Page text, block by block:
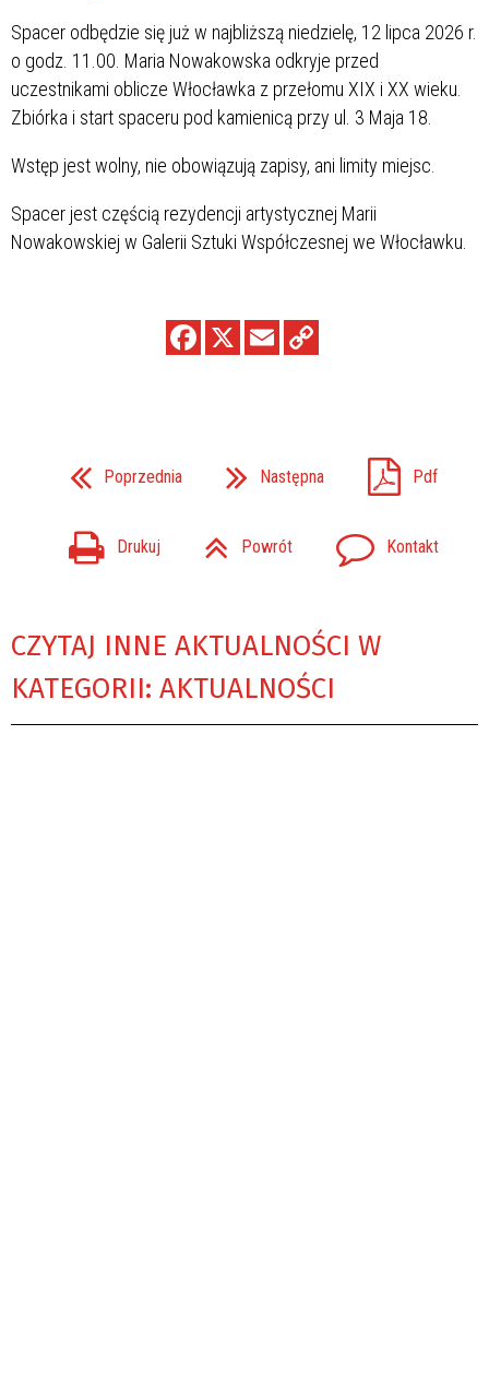
Spacer odbędzie się już w najbliższą niedzielę, 12 lipca 2026 r.
o godz. 11.00. Maria Nowakowska odkryje przed
uczestnikami oblicze Włocławka z przełomu XIX i XX wieku.
Zbiórka i start spaceru pod kamienicą przy ul. 3 Maja 18.
Wstęp jest wolny, nie obowiązują zapisy, ani limity miejsc.
Spacer jest częścią rezydencji artystycznej Marii
Nowakowskiej w Galerii Sztuki Współczesnej we Włocławku.
Poprzednia Następna Pdf
Drukuj Powrót Kontakt
CZYTAJ INNE AKTUALNOŚCI W
KATEGORII: AKTUALNOŚCI